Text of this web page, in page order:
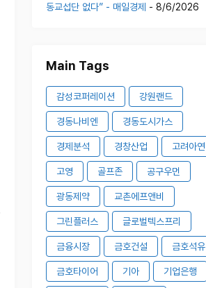
동교섭단 없다” - 매일경제 - 8/6/2026
Main Tags
감성코퍼레이션 강원랜드
경동나비엔 경동도시가스
경제분석 경창산업 고려아연
고영 골프존 공구우먼
광동제약 교촌에프앤비
그린플러스 글로벌텍스프리
금융시장 금호건설 금호석유
금호타이어 기아 기업은행